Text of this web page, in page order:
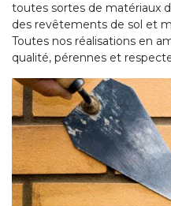
toutes sortes de matériaux
des revêtements de sol et
Toutes nos réalisations en
qualité, pérennes et